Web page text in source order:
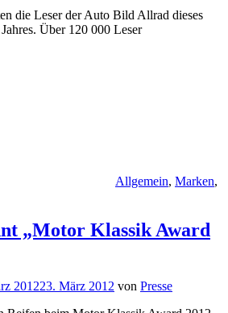
die Leser der Auto Bild Allrad dieses
Über 120 000 Leser
Allgemein, Marken,
„Motor Klassik Award
201223. März 2012 von Presse